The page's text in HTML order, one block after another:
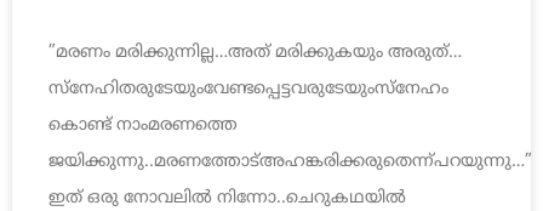
”മരണം മരിക്കുന്നില്ല…അത് മരിക്കുകയും അരുത്…
സ്‌നേഹിതരുടേയുംവേണ്ടപ്പെട്ടവരുടേയുംസ്‌നേഹം
കൊണ്ട് നാംമരണത്തെ
ജയിക്കുന്നു..മരണത്തോട്അഹങ്കരിക്കരുതെന്ന്പറയുന്നു…”
ഇത് ഒരു നോവലില്‍ നിന്നോ..ചെറുകഥയില്‍